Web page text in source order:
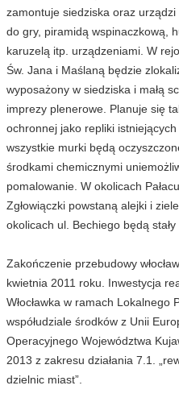
zamontuje siedziska oraz
do gry, piramidą wspinaczkową,
karuzelą itp. urządzeniami. W
Św. Jana i Maślaną będzie
wyposażony w siedziska i małą
imprezy plenerowe. Planuje się
ochronnej jako repliki
wszystkie murki będą
środkami chemicznymi
pomalowanie. W okolicach
Zgłowiączki powstaną alejki i
okolicach ul. Bechiego będą
Zakończenie przebudowy
kwietnia 2011 roku. Inwestycja
Włocławka w ramach
współudziale środków z Unii
Operacyjnego Województwa
2013 z zakresu działania 7.1.
dzielnic miast”.